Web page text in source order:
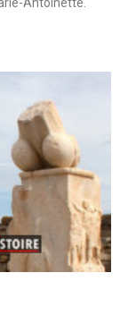
Antoinette.